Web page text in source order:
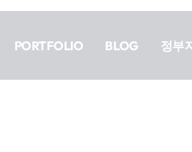
PORTFOLIO BLOG 정부